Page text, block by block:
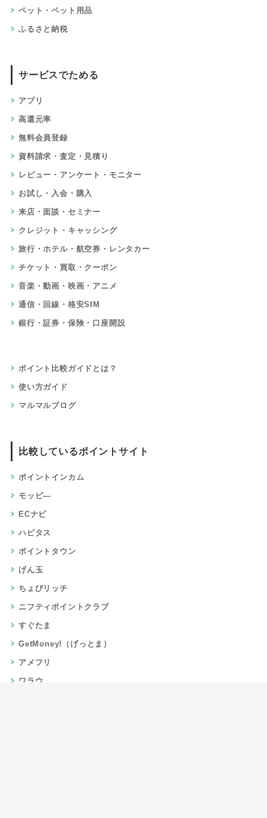
ペット・ペット用品
ふるさと納税
サービスでためる
アプリ
高還元率
無料会員登録
資料請求・査定・見積り
レビュー・アンケート・モニター
お試し・入会・購入
来店・面談・セミナー
クレジット・キャッシング
旅行・ホテル・航空券・レンタカー
チケット・買取・クーポン
音楽・動画・映画・アニメ
通信・回線・格安SIM
銀行・証券・保険・口座開設
ポイント比較ガイドとは？
使い方ガイド
マルマルブログ
比較しているポイントサイト
ポイントインカム
モッピ―
ECナビ
ハピタス
ポイントタウン
げん玉
ちょびリッチ
ニフティポイントクラブ
すぐたま
GetMoney!（げっとま）
アメフリ
ワラウ